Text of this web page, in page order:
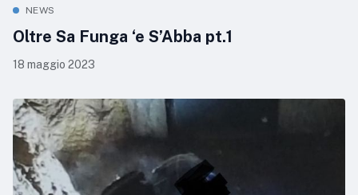
NEWS
Oltre Sa Funga ‘e S’Abba pt.1
18 maggio 2023